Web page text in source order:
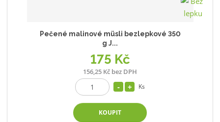
Pečené malinové müsli bezlepkové 350
g J...
175 Kč
156,25 Kč bez DPH
Ks
KOUPIT